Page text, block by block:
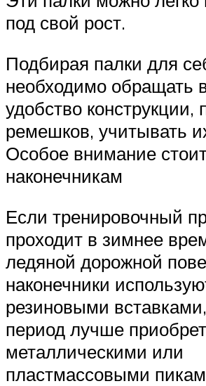
под свой рост.
Подбирая палки для
необходимо обращать
удобство конструкции,
ремешков, учитывать
Особое внимание
наконечникам
Если тренировочный
проходит в зимнее
ледяной дорожной
наконечники
резиновыми
период лучше
металлическими или
пластмассовыми